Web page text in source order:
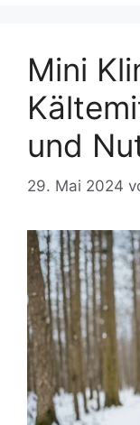
Mini
und
29. Mai 2024